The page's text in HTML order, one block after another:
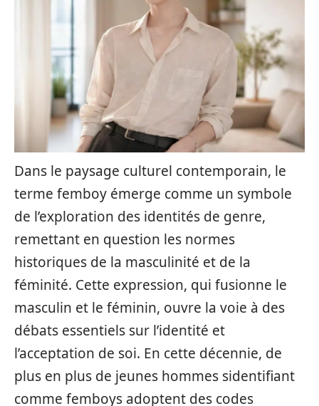
Dans le paysage culturel contemporain, le
terme femboy émerge comme un symbole
de l’exploration des identités de genre,
remettant en question les normes
historiques de la masculinité et de la
féminité. Cette expression, qui fusionne le
masculin et le féminin, ouvre la voie à des
débats essentiels sur l’identité et
l’acceptation de soi. En cette décennie, de
plus en plus de jeunes hommes sidentifiant
comme femboys adoptent des codes